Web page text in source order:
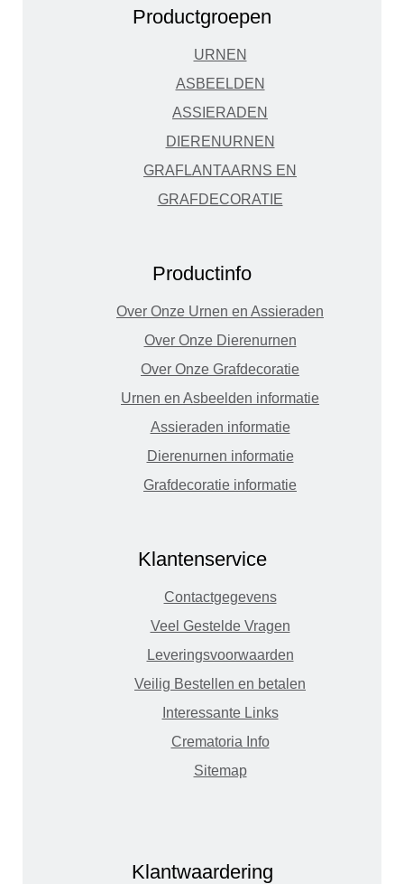
Productgroepen
URNEN
ASBEELDEN
ASSIERADEN
DIERENURNEN
GRAFLANTAARNS EN
GRAFDECORATIE
Productinfo
Over Onze Urnen en Assieraden
Over Onze Dierenurnen
Over Onze Grafdecoratie
Urnen en Asbeelden informatie
Assieraden informatie
Dierenurnen informatie
Grafdecoratie informatie
Klantenservice
Contactgegevens
Veel Gestelde Vragen
Leveringsvoorwaarden
Veilig Bestellen en betalen
Interessante Links
Crematoria Info
Sitemap
Klantwaardering